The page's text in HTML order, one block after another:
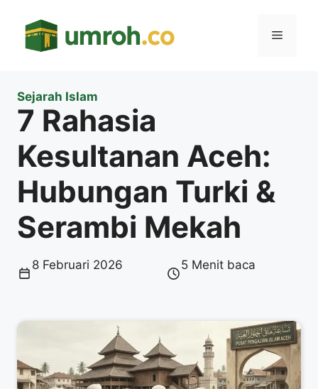
Menu
Sejarah Islam
7 Rahasia
Kesultanan Aceh:
Hubungan Turki &
Serambi Mekah
8 Februari 2026 5 Menit baca